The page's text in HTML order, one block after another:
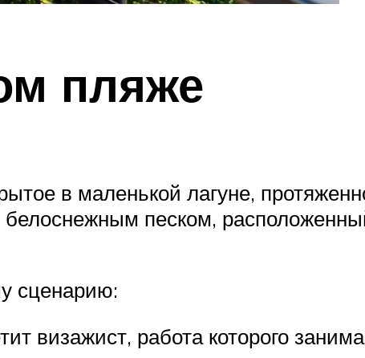
пляже
в маленькой лагуне,
песком,
сценарию:
визажист, работа которого